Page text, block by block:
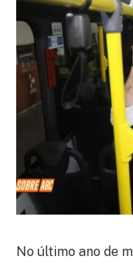
No último ano de